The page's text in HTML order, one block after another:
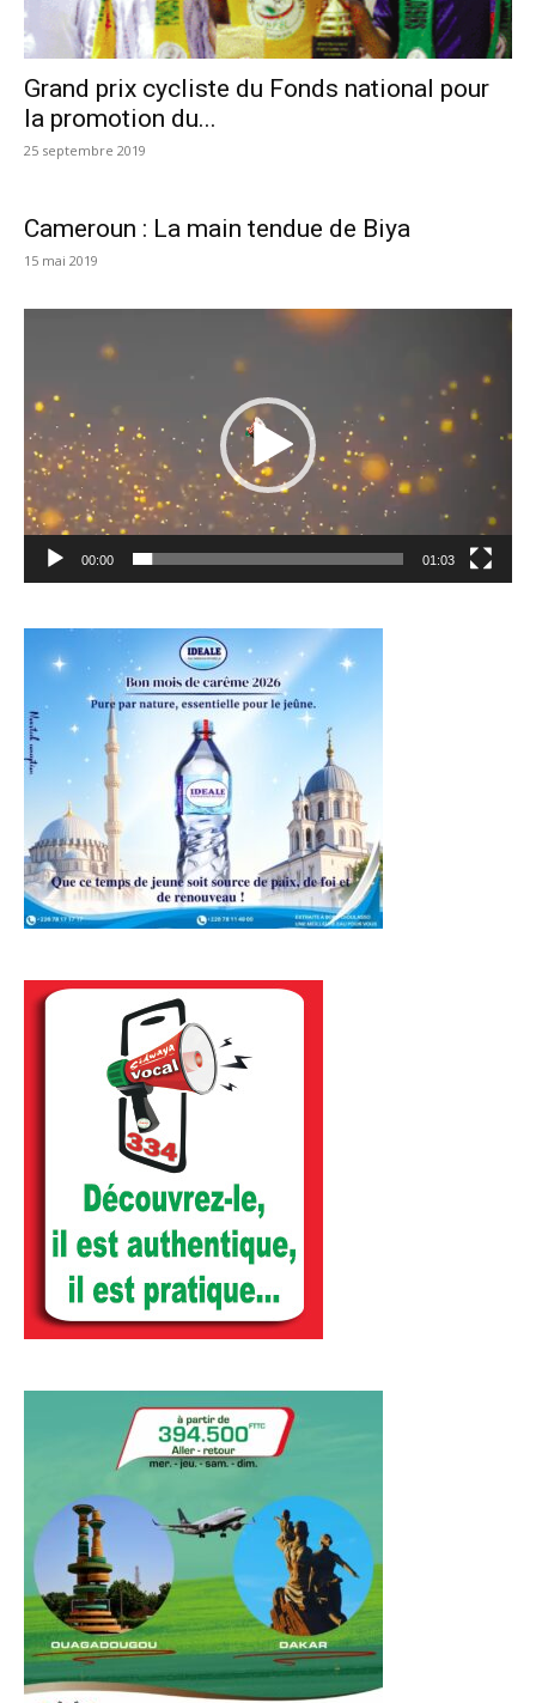
Grand prix cycliste du Fonds national pour
la promotion du...
25 septembre 2019
Cameroun : La main tendue de Biya
15 mai 2019
00:00 01:03